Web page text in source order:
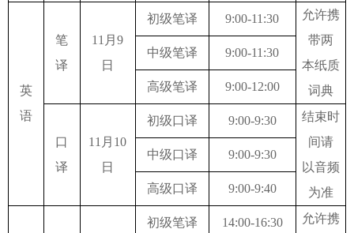
英
语
笔
译
11 月9
日
初级笔译 9:00-11:30
允许携
带两
本纸质
词典
中级笔译 9:00-11:30
高级笔译 9:00-12:00
口
译
11 月 10
日
初级口译 9:00-9:30
结束时
间请
以音频
为准
中级口译 9:00-9:30
高级口译 9:00-9:40
初级笔译 14:00-16:30
允许携